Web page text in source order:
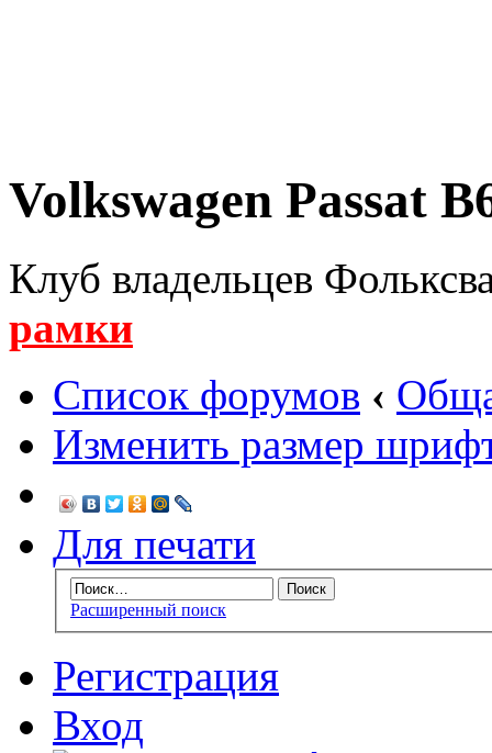
Volkswagen Passat
Клуб владельцев
рамки
Список форумов ‹
Изменить размер
Для печати
Расширенный поиск
Регистрация
Вход